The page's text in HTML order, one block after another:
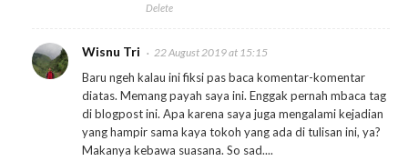
Delete
Wisnu Tri 22 August 2019 at 15:15
Baru ngeh kalau ini fiksi pas baca komentar-komentar
diatas. Memang payah saya ini. Enggak pernah mbaca tag
di blogpost ini. Apa karena saya juga mengalami kejadian
yang hampir sama kaya tokoh yang ada di tulisan ini, ya?
Makanya kebawa suasana. So sad....